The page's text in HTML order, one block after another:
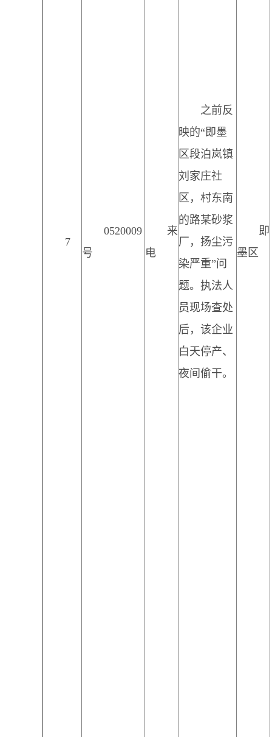
7
0520009
号
来
电
之前反
映的“即墨
区段泊岚镇
刘家庄社
区，村东南
的路某砂浆
厂，扬尘污
染严重”问
题。执法人
员现场查处
后，该企业
白天停产、
夜间偷干。
即
墨区